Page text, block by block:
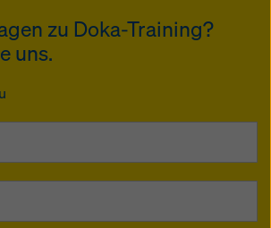
zu Doka-Training?
uns.